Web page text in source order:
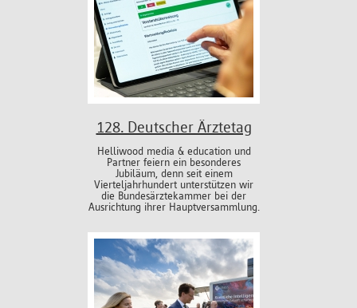
128. Deutscher Ärztetag
Helliwood media & education und
Partner feiern ein besonderes
Jubiläum, denn seit einem
Vierteljahrhundert unterstützen wir
die Bundesärztekammer bei der
Ausrichtung ihrer Hauptversammlung.